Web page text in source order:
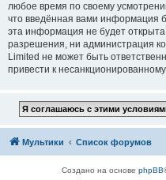
любое время по своему
что введённая вами информация
эта информация не будет
разрешения, ни администрация
Limited не может быть
привести к
Мультики Список форумов
Создано на основе phpBB